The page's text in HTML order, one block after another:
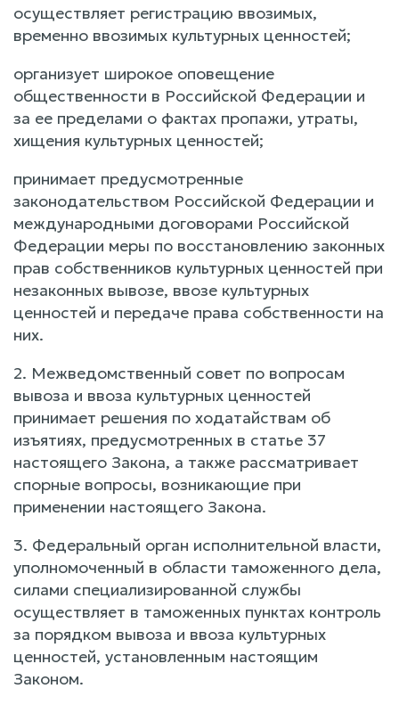
осуществляет регистрацию ввозимых,
временно ввозимых культурных ценностей;
организует широкое оповещение
общественности в Российской Федерации и
за ее пределами о фактах пропажи, утраты,
хищения культурных ценностей;
принимает предусмотренные
законодательством Российской Федерации и
международными договорами Российской
Федерации меры по восстановлению законных
прав собственников культурных ценностей при
незаконных вывозе, ввозе культурных
ценностей и передаче права собственности на
них.
2. Межведомственный совет по вопросам
вывоза и ввоза культурных ценностей
принимает решения по ходатайствам об
изъятиях, предусмотренных в статье 37
настоящего Закона, а также рассматривает
спорные вопросы, возникающие при
применении настоящего Закона.
3. Федеральный орган исполнительной власти,
уполномоченный в области таможенного дела,
силами специализированной службы
осуществляет в таможенных пунктах контроль
за порядком вывоза и ввоза культурных
ценностей, установленным настоящим
Законом.